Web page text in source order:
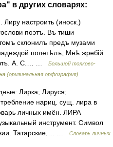
в других словарях:
Лиру настроить (иноск.)
поэтъ. Въ тиши
склонилъ предъ музами
полетѣлъ, Мнѣ жребій
А. С.… …
Большой толково-
(оригинальная орфография)
Лирка; Лируся;
нариц. сущ. лира в
личных имён. ЛИРА
инструмент. Символ
Татарские,… …
Словарь личных